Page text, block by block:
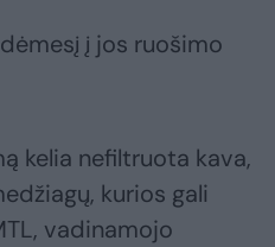
į jos ruošimo
kelia nefiltruota kava,
kurios gali
vadinamojo